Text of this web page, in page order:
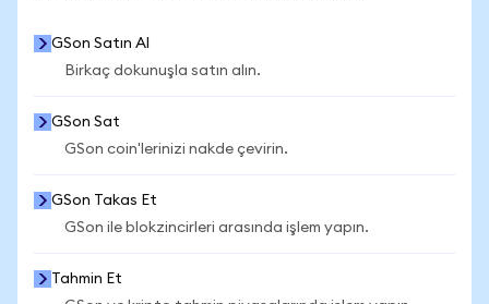
GSon Satın Al
Birkaç dokunuşla satın alın.
GSon Sat
GSon coin'lerinizi nakde çevirin.
GSon Takas Et
GSon ile blokzincirleri arasında işlem yapın.
Tahmin Et